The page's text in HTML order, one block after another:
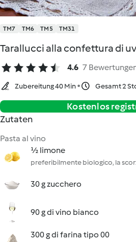
TM7 TM6 TM5 TM31
Tarallucci alla confettura di
4.6 7
Zubereitung 40 Min Gesamt 2
Kostenlos
Zutaten
Pasta al vino
½ limone
preferibilmente biologico, la
30 g zucchero
90 g di vino bianco
300 g di farina tipo 00